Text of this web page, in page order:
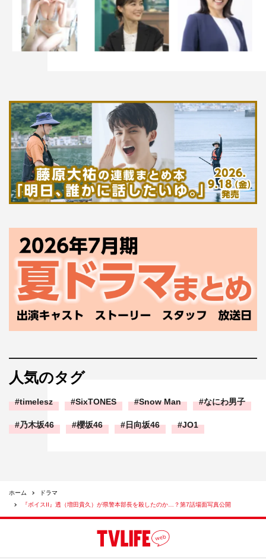
人気のタグ
timelesz SixTONES Snow Man なにわ男子
乃木坂46 櫻坂46 日向坂46 JO1
ホーム
ドラマ
『ボイスII』透（増田貴久）が県警本部長を殺したのか…？第7話場面写真公開